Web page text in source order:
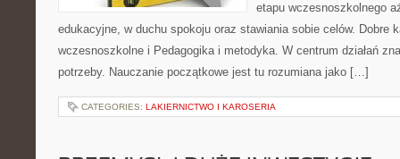
etapu wczesnoszkolnego
edukacyjne, w duchu spokoju oraz stawiania sobie celów. Dobre
wczesnoszkolne i Pedagogika i metodyka. W centrum działań
potrzeby. Nauczanie początkowe jest tu rozumiana jako […]
CATEGORIES: LAKIERNICTWO I KAROSERIA